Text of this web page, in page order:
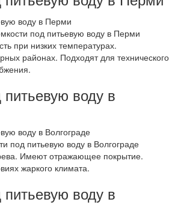
под питьевую воду в Перми
при низких температурах.
районах. Подходят для технического
воду в
под питьевую воду в Волгограде
Имеют отражающее покрытие.
жаркого климата.
воду в